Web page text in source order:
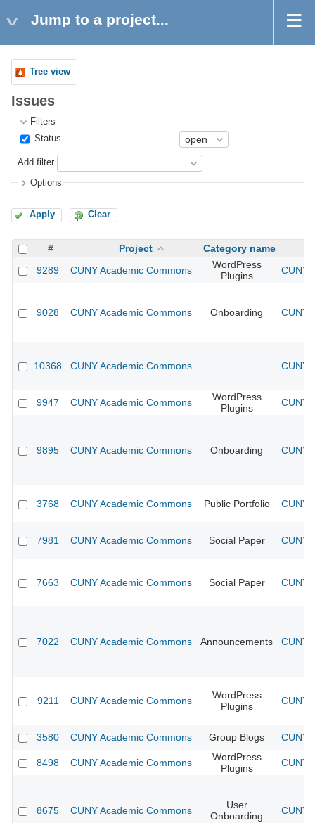
Jump to a project...
Tree view
Issues
Filters
Status
Add filter
Options
Apply Clear
# Project
Category name
9289
CUNY Academic Commons
WordPress
Plugins
CUNY
9028 CUNY Academic Commons Onboarding CUNY
10368 CUNY Academic Commons CUNY
9947 CUNY Academic Commons
WordPress
Plugins
CUNY
9895 CUNY Academic Commons Onboarding CUNY
3768 CUNY Academic Commons Public Portfolio CUNY
7981 CUNY Academic Commons Social Paper CUNY
7663 CUNY Academic Commons Social Paper CUNY
7022 CUNY Academic Commons Announcements CUNY
9211 CUNY Academic Commons
WordPress
Plugins
CUNY
3580 CUNY Academic Commons Group Blogs CUNY
8498 CUNY Academic Commons
WordPress
Plugins
CUNY
8675 CUNY Academic Commons
User
Onboarding
CUNY